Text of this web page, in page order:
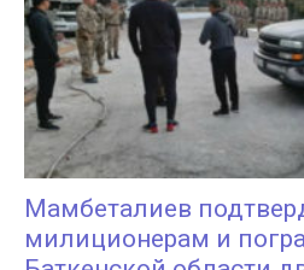
Мамбеталиев
милиционерам и